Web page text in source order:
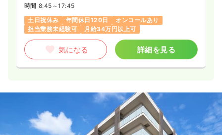
時間 8:45～17:45
土日祝休み
年間休日120日
オンコールあり
担当業務未経験可
月給34万円以上可
気になる 詳細を見る